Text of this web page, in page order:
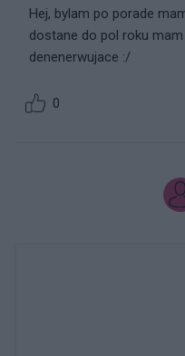
Hej, bylam po porade
dostane do pol roku
denenerwujace :/
0